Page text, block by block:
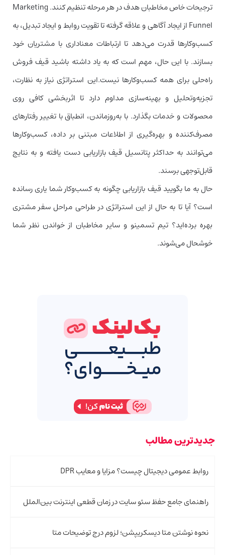
ترجیحات خاص مخاطبان هدف در هر مرحله تنظیم کنند. Marketing
Funnel از ایجاد آگاهی و علاقه گرفته تا تقویت روابط و ایجاد تبدیل، به
کسب‌وکارها قدرت می‌دهد تا ارتباطات معناداری با مشتریان خود
بسازند. با این حال، مهم است که به یاد داشته باشید قیف فروش
راه‌حلی برای همه کسب‌وکارها نیست.این استراتژی نیاز به نظارت،
تجزیه‌و‌تحلیل و بهینه‌سازی مداوم دارد تا اثربخشی کافی روی
محصولات و خدمات بگذارد. با به‌روزماندن، انطباق با تغییر رفتارهای
مصرف‌کننده و بهره‌گیری از اطلاعات مبتنی بر داده، کسب‌وکارها
می‌توانند به حداکثر پتانسیل قیف بازاریابی دست یافته و به نتایج
قابل‌توجهی برسند.
حال به ما بگویید قیف بازاریابی چگونه به کسب‌وکار شما یاری رسانده
است؟ آیا تا به حال از این استراتژی در طراحی مراحل سفر مشتری
بهره برده‌اید؟ تیم تسمینو و سایر مخاطبان از خواندن نظر شما
خوشحال می‌شوند.
جدیدترین مطالب
روابط عمومی دیجیتال چیست؟ مزایا و معایب DPR
راهنمای جامع حفظ سئو سایت در زمان قطعی اینترنت بین‌الملل
نحوه نوشتن متا دیسکریپشن؛ لزوم درج توضیحات متا